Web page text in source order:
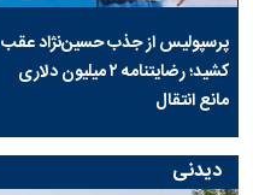
پرسپولیس از جذب حسین‌نژاد عقب
کشید؛ رضایتنامه ۲ میلیون دلاری
مانع انتقال
دیدنی